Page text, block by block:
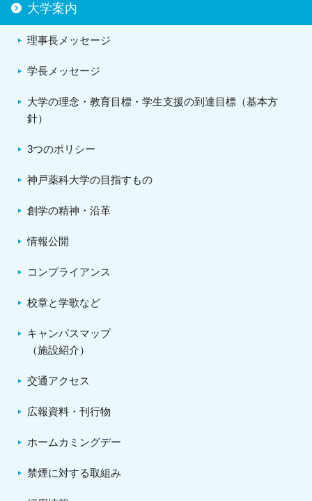
大学案内
理事長メッセージ
学長メッセージ
大学の理念・教育目標・学生支援の到達目標（基本方
針）
3つのポリシー
神戸薬科大学の目指すもの
創学の精神・沿革
情報公開
コンプライアンス
校章と学歌など
キャンパスマップ
（施設紹介）
交通アクセス
広報資料・刊行物
ホームカミングデー
禁煙に対する取組み